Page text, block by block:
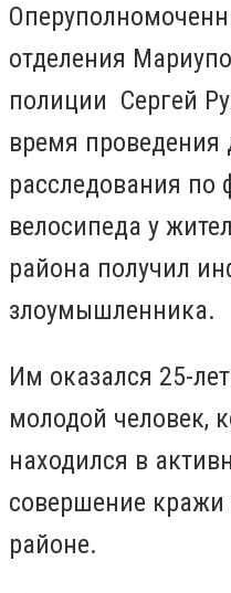
отделения
полиции Сергей
время проведения
расследования по
велосипеда у
района получил
злоумышленника.
Им оказался 25-
молодой человек,
находился в
совершение
районе.